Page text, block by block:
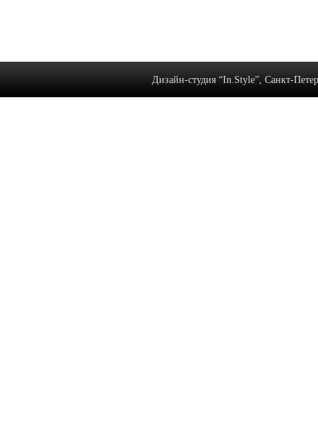
Дизайн-студия “In.Style”, Санкт-